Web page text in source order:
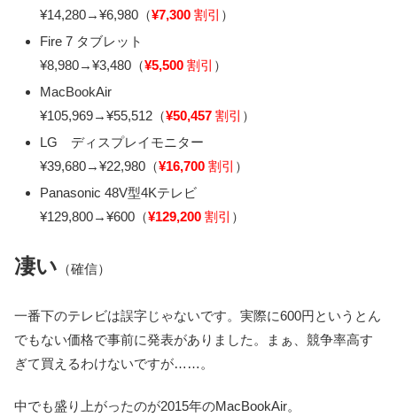
¥14,280→¥6,980（¥7,300 割引 ）
Fire 7 タブレット
¥8,980→¥3,480（¥5,500 割引 ）
MacBookAir
¥105,969→¥55,512（¥50,457 割引 ）
LG ディスプレイモニター
¥39,680→¥22,980（¥16,700 割引 ）
Panasonic 48V型4Kテレビ
¥129,800→¥600（¥129,200 割引 ）
凄い （確信）
一番下のテレビは誤字じゃないです。実際に600円というとん
でもない価格で事前に発表がありました。まぁ、競争率高す
ぎて買えるわけないですが……。
中でも盛り上がったのが2015年のMacBookAir。